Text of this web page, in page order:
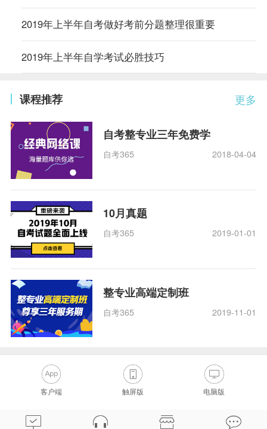
2019年上半年自考做好考前分题整理很重要
2019年上半年自学考试必胜技巧
更多
课程推荐
自考整专业三年免费学
自考365 2018-04-04
10月真题
自考365 2019-01-01
整专业高端定制班
自考365 2019-11-01
客户端 触屏版 电脑版